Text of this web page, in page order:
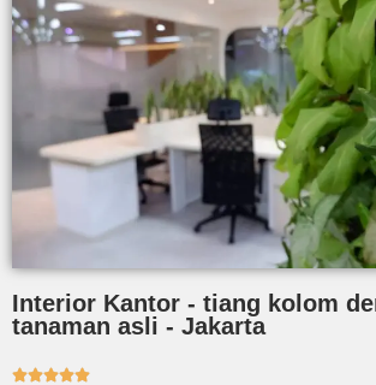
Interior Kantor - tiang kolom
tanaman asli - Jakarta
